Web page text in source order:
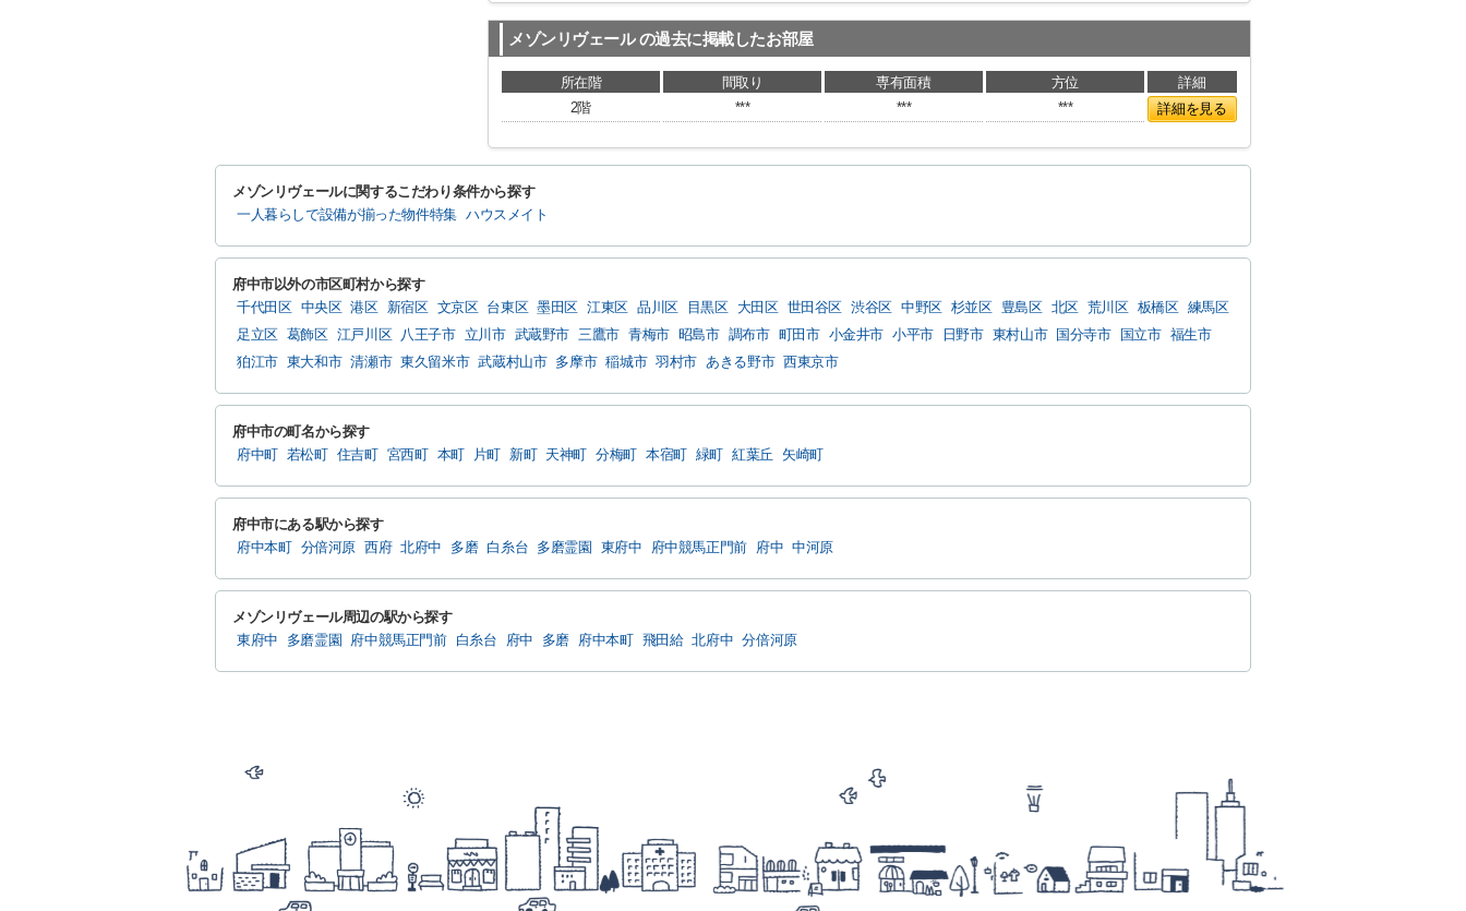
メゾンリヴェール の過去に掲載したお部屋
所在階 間取り 専有面積 方位
詳細
2階
*** *** *** 詳細を見る
メゾンリヴェールに関するこだわり条件から探す
一人暮らしで設備が揃った物件特集 ハウスメイト
府中市以外の市区町村から探す
千代田区 中央区 港区 新宿区 文京区 台東区 墨田区 江東区 品川区 目黒区 大田区 世田谷区 渋谷区 中野区 杉並区 豊島区 北区 荒川区 板橋区 練馬区
足立区 葛飾区 江戸川区 八王子市 立川市 武蔵野市 三鷹市 青梅市 昭島市 調布市 町田市 小金井市 小平市 日野市 東村山市 国分寺市 国立市 福生市
狛江市 東大和市 清瀬市 東久留米市 武蔵村山市 多摩市 稲城市 羽村市 あきる野市 西東京市
府中市の町名から探す
府中町 若松町 住吉町 宮西町 本町 片町 新町 天神町 分梅町 本宿町 緑町 紅葉丘 矢崎町
府中市にある駅から探す
府中本町 分倍河原 西府 北府中 多磨 白糸台 多磨霊園 東府中 府中競馬正門前 府中 中河原
メゾンリヴェール周辺の駅から探す
東府中 多磨霊園 府中競馬正門前 白糸台 府中 多磨 府中本町 飛田給 北府中 分倍河原